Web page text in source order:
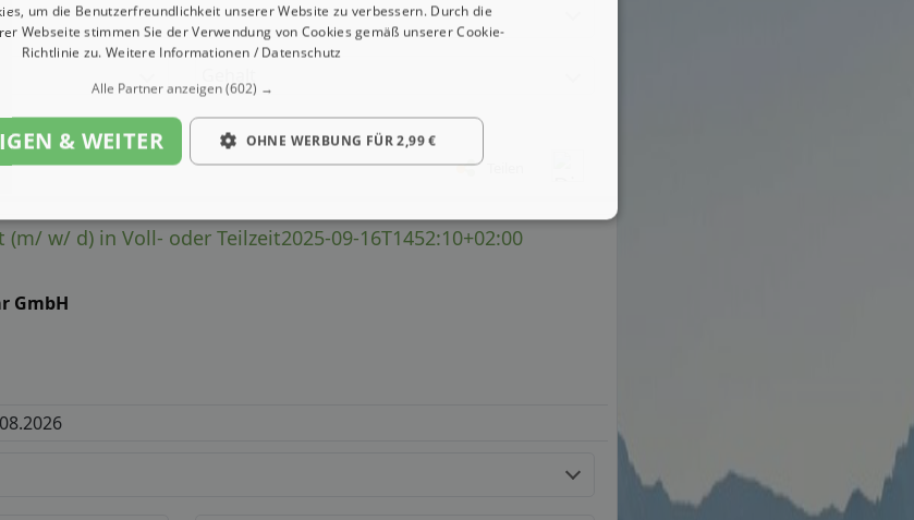
w/ d) in Voll- oder Teilzeit2025-09-16T1452:10+02:00
GmbH
um die Benutzerfreundlichkeit unserer Website zu verbessern. Durch die
Webseite stimmen Sie der Verwendung von Cookies gemäß unserer Cookie-
Richtlinie zu. Weitere Informationen / Datenschutz
Alle Partner anzeigen(602) →
& WEITER OHNE WERBUNG FÜR 2,99 €